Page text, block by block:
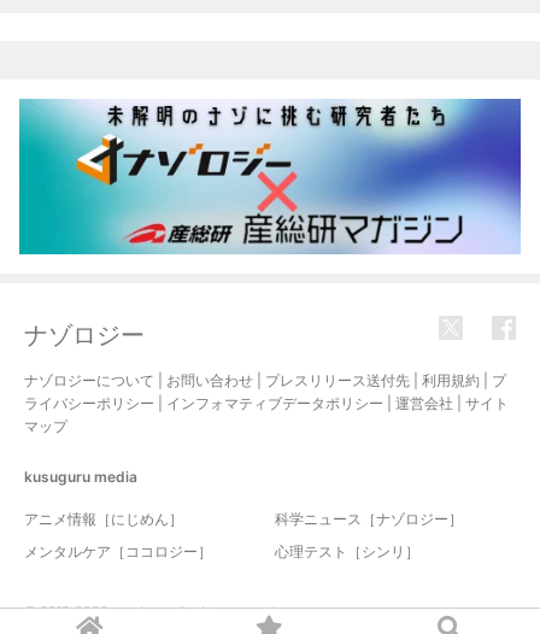
ナゾロジー
ナゾロジーについて お問い合わせ プレスリリース送付先 利用規約
プ
ライバシーポリシー
インフォマティブデータポリシー 運営会社
サイト
マップ
kusuguru media
アニメ情報［にじめん］
科学ニュース［ナゾロジー］
メンタルケア［ココロジー］
心理テスト［シンリ］
© 2017-2026 nazology. all rights reserved.